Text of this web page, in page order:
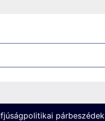
párbeszédek